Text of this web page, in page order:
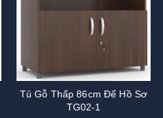
Tủ Gỗ Thấp 86cm Để Hồ Sơ
TG02-1